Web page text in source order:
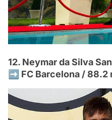
12. Neymar da Silva
➡️ FC Barcelona / 88.2